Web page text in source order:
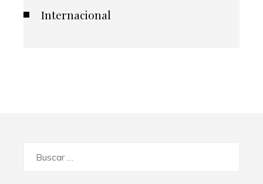
Internacional